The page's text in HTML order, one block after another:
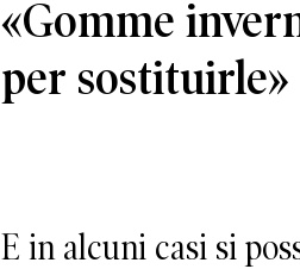
«Gomme
per sostituirle»
E in alcuni casi si